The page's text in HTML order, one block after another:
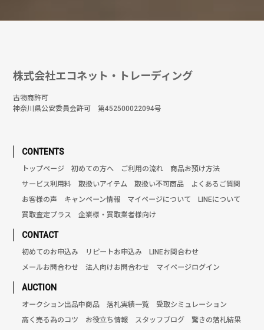
株式会社エコネット・トレーディング
古物商許可
神奈川県公安委員会許可 第452500022094号
CONTENTS
トップページ 初めての方へ ご利用の流れ
商品お預け方法
サービス利用料
取扱いアイテム 取扱い不可商品
よくあるご質問
お客様の声
キャンペーン情報 マイページについて
LINEについて
買取査定プラス
企業様・買取業者様向け
CONTACT
初めてのお申込み リピートお申込み
LINEお問合わせ
メールお問合わせ
法人向けお問合わせ マイページログイン
AUCTION
オークション出品中商品 落札実績一覧
受取シミュレーション
高く売る為のコツ
お役立ち情報 スタッフブログ
驚きの落札結果